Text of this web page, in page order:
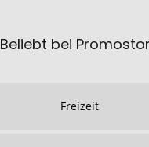
Beliebt bei
Freizeit